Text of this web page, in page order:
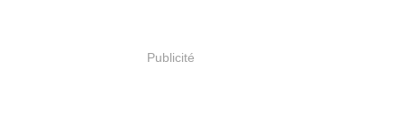
Publicité